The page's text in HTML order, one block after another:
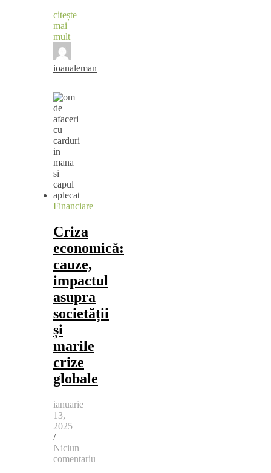
citește
mai
mult
ioanaleman
Financiare
Criza
economică:
cauze,
impactul
asupra
societății
și
marile
crize
globale
ianuarie
13,
2025
/
Niciun
comentariu